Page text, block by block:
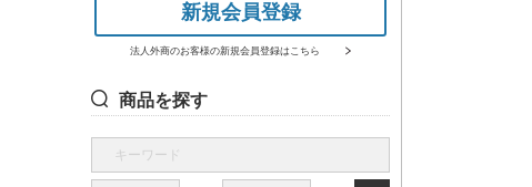
新規会員登録
法人外商のお客様の新規会員登録はこちら
商品を探す